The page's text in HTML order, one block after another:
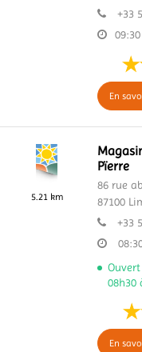
+33
En
5.21 km
Pïerre
86 rue
87100
+33
08h30
En